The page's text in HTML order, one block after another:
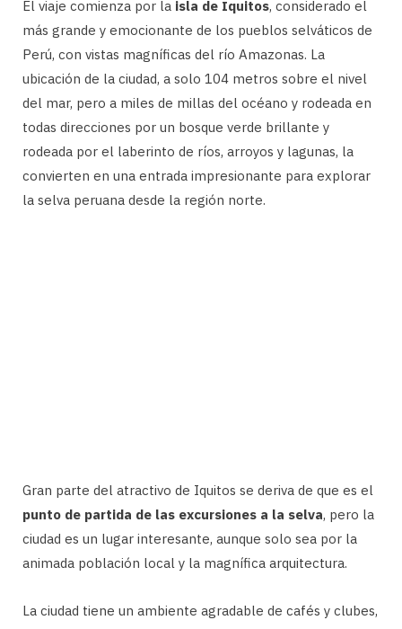
El viaje comienza por la isla de Iquitos, considerado el
más grande y emocionante de los pueblos selváticos de
Perú, con vistas magníficas del río Amazonas. La
ubicación de la ciudad, a solo 104 metros sobre el nivel
del mar, pero a miles de millas del océano y rodeada en
todas direcciones por un bosque verde brillante y
rodeada por el laberinto de ríos, arroyos y lagunas, la
convierten en una entrada impresionante para explorar
la selva peruana desde la región norte.
Gran parte del atractivo de Iquitos se deriva de que es el
punto de partida de las excursiones a la selva, pero la
ciudad es un lugar interesante, aunque solo sea por la
animada población local y la magnífica arquitectura.
La ciudad tiene un ambiente agradable de cafés y clubes,